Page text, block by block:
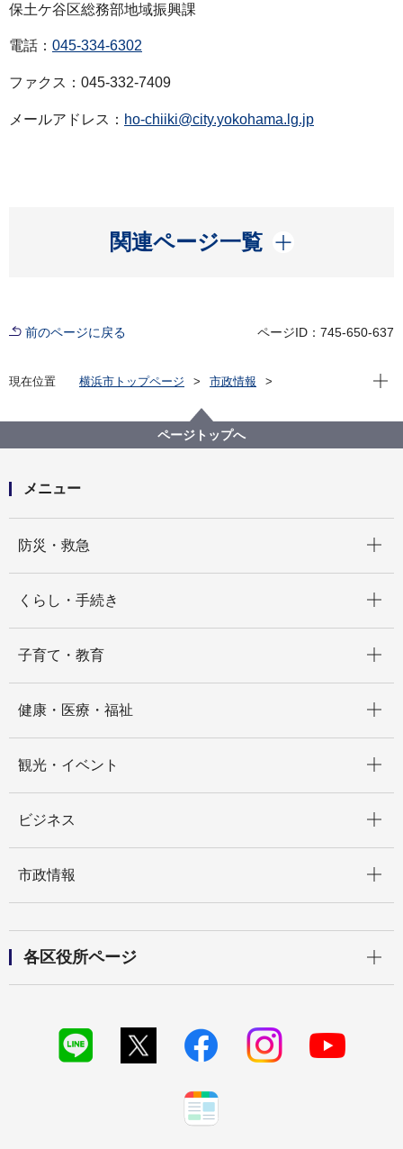
保土ケ谷区総務部地域振興課
電話： 045-334-6302
ファクス：045-332-7409
メールアドレス： ho-chiiki@city.yokohama.lg.jp
関連ページ一覧
開く
前のページに戻る ページID：745-650-637
現在位置 横浜市トップページ
市政情報
神奈川フィルハーモニー管弦楽団によるちびっこコン
サートを開催します！
現在
ページトップへ
メニュー
防災・救急
くらし・手続き
子育て・教育
健康・医療・福祉
観光・イベント
ビジネス
市政情報
各区役所ページ